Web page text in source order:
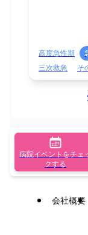
高度急性期
三次救急
そ
病院イベントをチェ
クする
会社概要